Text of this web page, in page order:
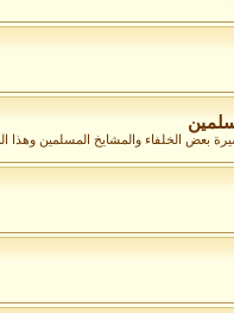
بعض الخلفاء والمشايخ المسلمين